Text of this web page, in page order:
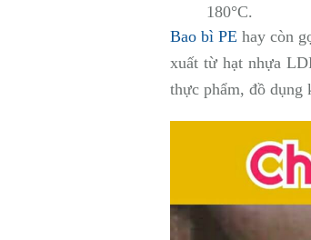
180°C.
Bao bì PEhay còn
xuất từ hạt nhựa
thực phẩm, đồ dụng